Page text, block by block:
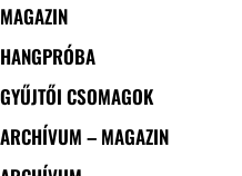
MAGAZIN
HANGPRÓBA
GYŰJTŐI CSOMAGOK
ARCHÍVUM – MAGAZIN